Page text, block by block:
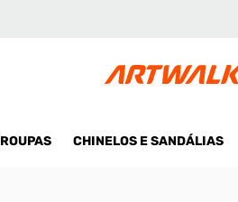
ROUPAS CHINELOS E SANDÁLIAS